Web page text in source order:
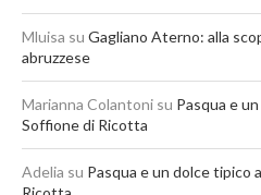
Mluisa su Gagliano Aterno: alla
abruzzese
Marianna Colantoni su Pasqua e
Soffione di Ricotta
Adelia su Pasqua e un dolce tipico